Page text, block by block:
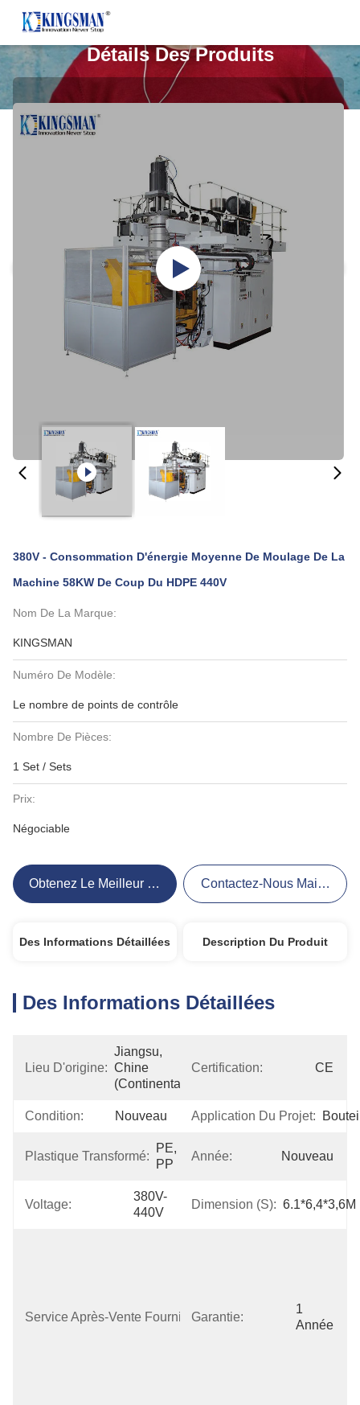
Détails Des Produits
380V - Consommation D'énergie Moyenne De Moulage De La
Machine 58KW De Coup Du HDPE 440V
Nom De La Marque:
KINGSMAN
Numéro De Modèle:
Le nombre de points de contrôle
Nombre De Pièces:
1 Set / Sets
Prix:
Négociable
Obtenez Le Meilleur Prix Contactez-Nous Maintenant
Des Informations Détaillées Description Du Produit
Des Informations Détaillées
Lieu D'origine:
Jiangsu,
Chine
(continentale)
Certification: CE
Condition: Nouveau Application Du Projet:
Plastique Transformé:
PE,
PP
Année: Nouveau
Voltage:
380V-
440V
Dimension (s): 6.1*6,4*3,6M
Service Après-Vente Fourni:
Installation
De Champ,
Garantie:
1
Année